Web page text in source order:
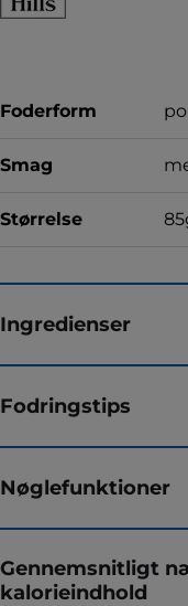
Foderform
Smag
Størrelse
Ingredienser
Fodringstips
Nøglefunktioner
Gennemsnitligt
kalorieindhold